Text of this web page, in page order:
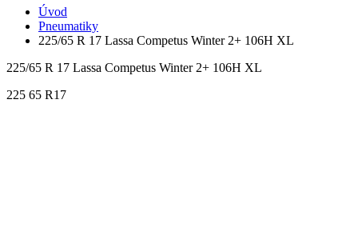
Úvod
Pneumatiky
225/65 R 17 Lassa Competus Winter 2+ 106H XL
225/65 R 17 Lassa Competus Winter 2+ 106H XL
225 65 R17